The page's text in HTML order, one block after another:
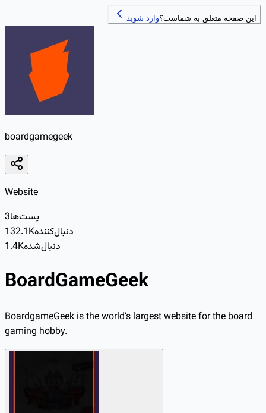
این صفحه متعلق به شماست؟وارد شوید
boardgamegeek
Website
3پست‌ها
132.1Kدنبال‌کننده
1.4Kدنبال‌شده
BoardGameGeek
BoardgameGeek is the world‘s largest website for the board
gaming hobby.